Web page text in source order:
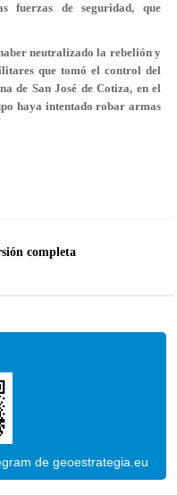
fuerzas de seguridad, que
neutralizado la rebelión y
que tomó el control del
de San José de Cotiza, en el
haya intentado robar armas
completa
de geoestrategia.eu